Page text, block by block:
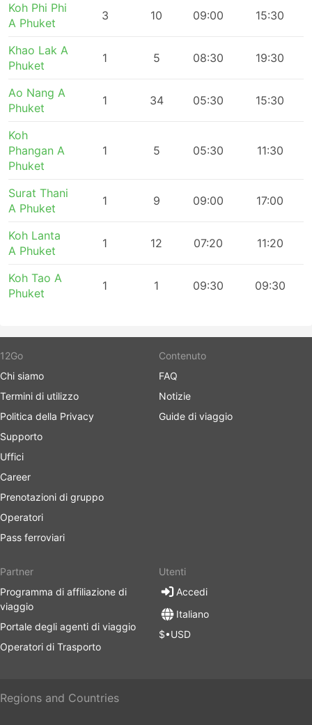
Koh Phi Phi
A Phuket
3 10 09:00 15:30
Khao Lak A
Phuket
1 5 08:30 19:30
Ao Nang A
Phuket
1 34 05:30 15:30
Koh
Phangan A
Phuket
1 5 05:30 11:30
Surat Thani
A Phuket
1 9 09:00 17:00
Koh Lanta
A Phuket
1 12 07:20 11:20
Koh Tao A
Phuket
1 1 09:30 09:30
12Go
Chi siamo
Termini di utilizzo
Politica della Privacy
Supporto
Uffici
Career
Prenotazioni di gruppo
Operatori
Pass ferroviari
Contenuto
FAQ
Notizie
Guide di viaggio
Partner
Programma di affiliazione di
viaggio
Portale degli agenti di viaggio
Operatori di Trasporto
Utenti
Accedi
Italiano
$•USD
Regions and Countries